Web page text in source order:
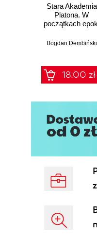
Gassendiego 504
Indeks osób 506
Stara Akademia
Platona. W
początkach
(ostatni okres)
Bogdan Dembiński
18.00 zł